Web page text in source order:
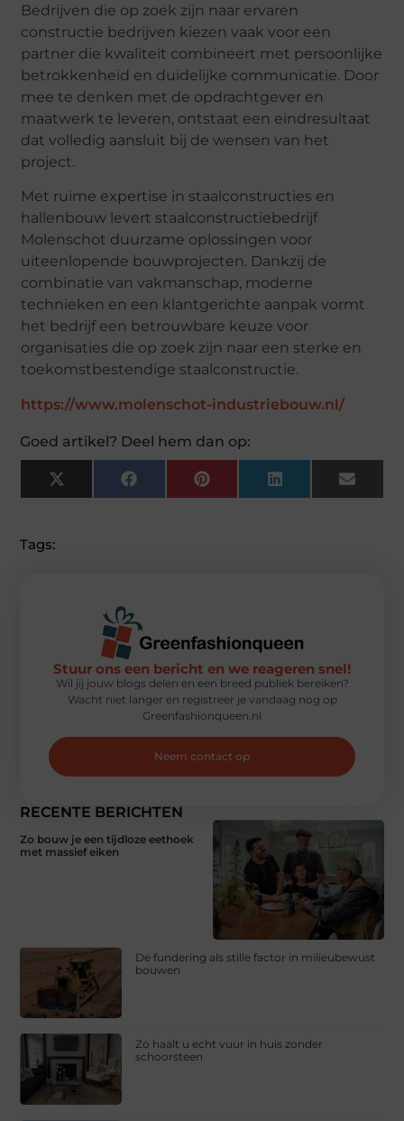
Bedrijven die op zoek zijn naar ervaren
constructie bedrijven kiezen vaak voor een
partner die kwaliteit combineert met persoonlijke
betrokkenheid en duidelijke communicatie. Door
mee te denken met de opdrachtgever en
maatwerk te leveren, ontstaat een eindresultaat
dat volledig aansluit bij de wensen van het
project.
Met ruime expertise in staalconstructies en
hallenbouw levert staalconstructiebedrijf
Molenschot duurzame oplossingen voor
uiteenlopende bouwprojecten. Dankzij de
combinatie van vakmanschap, moderne
technieken en een klantgerichte aanpak vormt
het bedrijf een betrouwbare keuze voor
organisaties die op zoek zijn naar een sterke en
toekomstbestendige staalconstructie.
https://www.molenschot-industriebouw.nl/
Goed artikel? Deel hem dan op:
X
(Twitter)
FacebookPinterest LinkedIn Email
Tags:
RECENTE BERICHTEN
Zo bouw je een tijdloze eethoek
met massief eiken
De fundering als stille factor in milieubewust
bouwen
Zo haalt u echt vuur in huis zonder
schoorsteen
Stuur ons een bericht en we reageren snel!
Wil jij jouw blogs delen en een breed publiek bereiken?
Wacht niet langer en registreer je vandaag nog op
Greenfashionqueen.nl
Neem contact op